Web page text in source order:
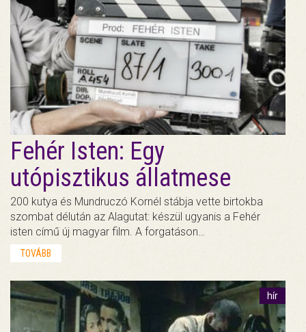
Fehér Isten: Egy
utópisztikus állatmese
200 kutya és Mundruczó Kornél stábja vette birtokba
szombat délután az Alagutat: készül ugyanis a Fehér
isten című új magyar film. A forgatáson…
TOVÁBB
hír